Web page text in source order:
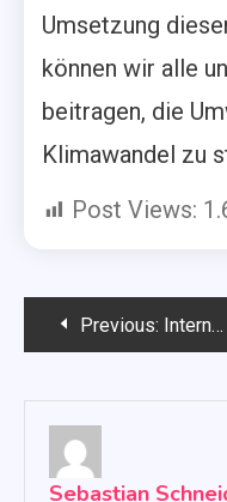
Umsetzung
können wir alle
beitragen, die
Klimawandel zu
Post Views:
Previous: Internet verbraucht mehr Energie als Deutschland: Eine kritische Analyse
Sebastian